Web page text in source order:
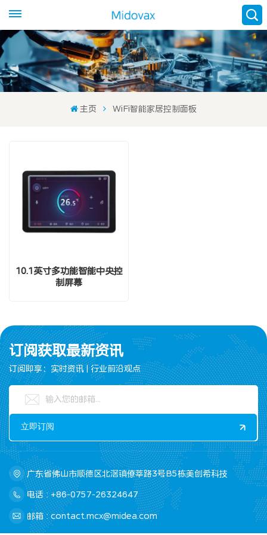
主页 WiFi智能家居控制面板
10.1英寸多功能智能中央控
制屏幕
订阅获取最新资讯
订阅即享：实时资讯 | 行业前沿观点
广东省佛山市顺德区北滘镇僚莘路3号B5栋美创希科技
电话 : +86-0757-26324647
邮箱 : contact.mcx@midea.com